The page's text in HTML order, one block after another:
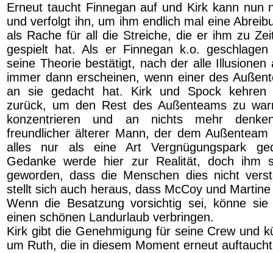
Erneut taucht Finnegan auf und Kirk kann nun
und verfolgt ihn, um ihm endlich mal eine
als Rache für all die Streiche, die er ihm zu
gespielt hat. Als er Finnegan k.o.
seine Theorie bestätigt, nach der alle Illusionen
immer dann erscheinen, wenn einer des
an sie gedacht hat. Kirk und Spock kehren
zurück, um den Rest des Außenteams zu
konzentrieren und an nichts mehr
freundlicher älterer Mann, der dem
alles nur als eine Art Vergnügungspark
Gedanke werde hier zur Realität, doch ihm
geworden, dass die Menschen dies nicht
stellt sich auch heraus, dass McCoy und
Wenn die Besatzung vorsichtig sei, könne
einen schönen Landurlaub verbringen.
Kirk gibt die Genehmigung für seine Crew und
um Ruth, die in diesem Moment erneut